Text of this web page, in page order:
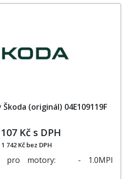
(originál) 04E109119F
Kč s DPH
1 742 Kč bez DPH
pro motory: - 1.0MPI